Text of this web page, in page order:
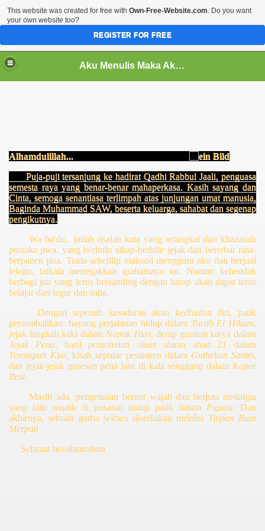
Aku Menulis Maka Aku Ada
Alhamdulillah...
Puja-puji tersanjung ke hadirat Qadhi Rabbul Jaali, penguasa
semesta raya yang benar-benar mahaperkasa. Kasih sayang dan
Cinta, semoga senantiasa terlimpah atas junjungan umat manusia,
Baginda Muhammad SAW, beserta keluarga, sahabat dan segenap
pengikutnya.
Wa ba'du.. inilah risalah kata yang terangkai dari khazanah
pustaka jiwa, yang berhulu sikap-berhilir jejak dan bertebar rasa-
berpanen jasa. Tiada sekelilip maksud mengguru aku dan berjual
lelagu, tatkala menegakkan grahamaya ini. Namun kehendak
berbagi jua yang terus bersanding dengan harap akan dapat terus
belajar dari tegur dan sapa.
Dengan sepenuh kesadaran akan kedhaifan diri, patik
persembahkan: bayang perjalanan hidup dalam Turab El Hikam,
jejak langkah kaki dalam Napak Tilas, derap guratan karya dalam
Jejak Pena, hasil pemotretan siluet ulama abad 21 dalam
Terompah Kiai, kisah seputar pesantren dalam Guthekan Santri,
dan jejak-jejak goresan penalain di kalasenggang dalam Koper
Besi.
Masih ada, pengenalan beraut wajahdan berjuta nostalgia
yang hilir mudik di pusaran hidup patik dalam Pigura. Dan
akhirnya, sebuah garba wicara disediakan melalui Titipan Buat
Merpati
Selamat bersilaturahmi
This website was created for free with Own-Free-Website.com. Do you want
your own website too?
REGISTER FOR FREE